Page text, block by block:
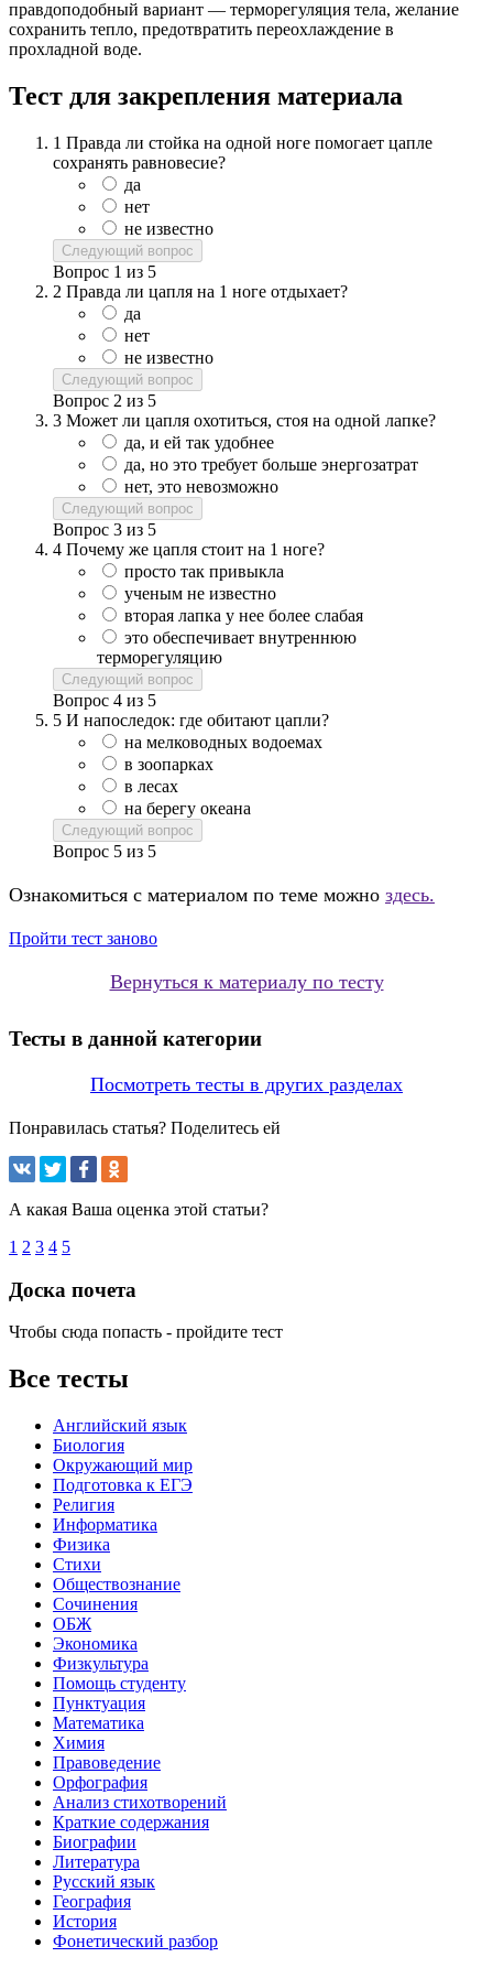
правдоподобный вариант — терморегуляция тела, желание
сохранить тепло, предотвратить переохлаждение в
прохладной воде.
Тест для закрепления материала
1 Правда ли стойка на одной ноге помогает цапле
сохранять равновесие?
да
нет
не известно
Следующий вопрос
Вопрос 1 из 5
2 Правда ли цапля на 1 ноге отдыхает?
да
нет
не известно
Следующий вопрос
Вопрос 2 из 5
3 Может ли цапля охотиться, стоя на одной лапке?
да, и ей так удобнее
да, но это требует больше энергозатрат
нет, это невозможно
Следующий вопрос
Вопрос 3 из 5
4 Почему же цапля стоит на 1 ноге?
просто так привыкла
ученым не известно
вторая лапка у нее более слабая
это обеспечивает внутреннюю
терморегуляцию
Следующий вопрос
Вопрос 4 из 5
5 И напоследок: где обитают цапли?
на мелководных водоемах
в зоопарках
в лесах
на берегу океана
Следующий вопрос
Вопрос 5 из 5
Ознакомиться с материалом по теме можно здесь.
Пройти тест заново
Вернуться к материалу по тесту
Тесты в данной категории
Посмотреть тесты в других разделах
Понравилась статья? Поделитесь ей
А какая Ваша оценка этой статьи?
1 2 3 4 5
Доска почета
Чтобы сюда попасть - пройдите тест
Все тесты
Английский язык
Биология
Окружающий мир
Подготовка к ЕГЭ
Религия
Информатика
Физика
Стихи
Обществознание
Сочинения
ОБЖ
Экономика
Физкультура
Помощь студенту
Пунктуация
Математика
Химия
Правоведение
Орфография
Анализ стихотворений
Краткие содержания
Биографии
Литература
Русский язык
География
История
Фонетический разбор